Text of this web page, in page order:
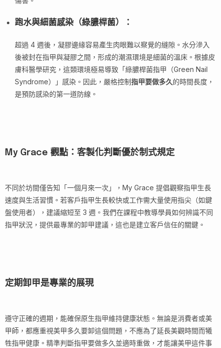
跑水與細菌感染（綠膿桿菌） ：
超過 4 週後，凝膠邊緣容易產生肉眼難以察覺的縫隙。水分滲入
後被封在指甲與凝膠之間，形成的潮濕環境是細菌的溫床。根據皮
膚科醫學研究，這類環境極易導致「綠膿桿菌指甲（Green Nail
Syndrome）」感染。因此，嚴格控制指甲要做多久的時間長度，
是預防感染的第一道防線。
My Grace 觀點：客製化判斷優於制式規定
不同於坊間僅告知「一個月來一次」，My Grace 提倡觀察指甲生長
速度與生活習慣。若客戶指甲生長較快或工作需大量使用指尖（如鍵
盤使用者），建議縮短至 3 週。我們在課程中教導學員如何辨識不同
指甲狀況，提供最專業的卸甲建議，這也是建立客戶信任的關鍵。
定期卸甲是專業的展現
遵守正確的週期，能確保原生指甲維持健康狀態。無論是消費者或美
甲師，都應重視美甲多久要卸這個問題，不應為了延長美觀時間而犧
牲指甲健康。精準判斷指甲要做多久並適時重做，才能讓美甲這件事